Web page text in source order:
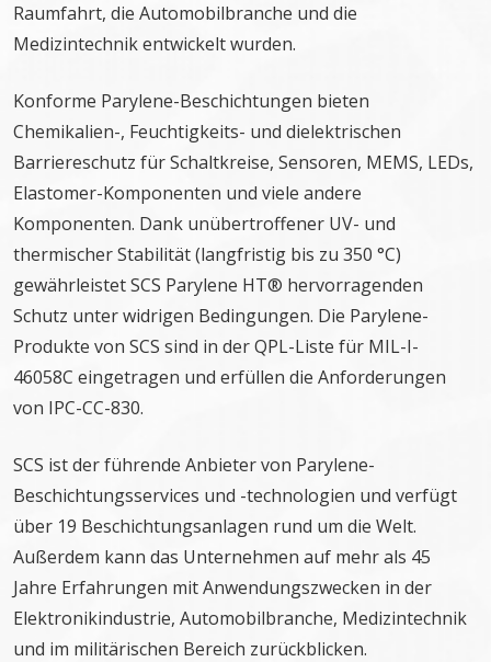
Raumfahrt, die Automobilbranche und die
Medizintechnik entwickelt wurden.
Konforme Parylene-Beschichtungen bieten
Chemikalien-, Feuchtigkeits- und dielektrischen
Barriereschutz für Schaltkreise, Sensoren, MEMS, LEDs,
Elastomer-Komponenten und viele andere
Komponenten. Dank unübertroffener UV- und
thermischer Stabilität (langfristig bis zu 350 °C)
gewährleistet SCS Parylene HT® hervorragenden
Schutz unter widrigen Bedingungen. Die Parylene-
Produkte von SCS sind in der QPL-Liste für MIL-I-
46058C eingetragen und erfüllen die Anforderungen
von IPC-CC-830.
SCS ist der führende Anbieter von Parylene-
Beschichtungsservices und -technologien und verfügt
über 19 Beschichtungsanlagen rund um die Welt.
Außerdem kann das Unternehmen auf mehr als 45
Jahre Erfahrungen mit Anwendungszwecken in der
Elektronikindustrie, Automobilbranche, Medizintechnik
und im militärischen Bereich zurückblicken.